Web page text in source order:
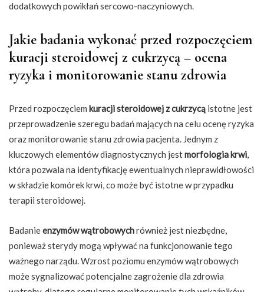
dodatkowych powikłań sercowo-naczyniowych.
Jakie badania wykonać przed rozpoczęciem
kuracji steroidowej z cukrzycą – ocena
ryzyka i monitorowanie stanu zdrowia
Przed rozpoczęciem kuracji steroidowej z cukrzycą istotne jest
przeprowadzenie szeregu badań mających na celu ocenę ryzyka
oraz monitorowanie stanu zdrowia pacjenta. Jednym z
kluczowych elementów diagnostycznych jestmorfologia krwi,
która pozwala na identyfikację ewentualnych nieprawidłowości
w składzie komórek krwi, co może być istotne w przypadku
terapii steroidowej.
Badanieenzymów wątrobowychrównież jest niezbędne,
ponieważ sterydy mogą wpływać na funkcjonowanie tego
ważnego narządu. Wzrost poziomu enzymów wątrobowych
może sygnalizować potencjalne zagrożenie dla zdrowia